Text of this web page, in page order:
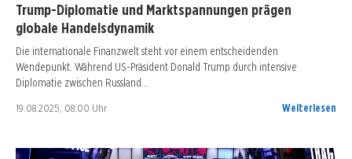
Trump-Diplomatie und Marktspannungen prägen
globale Handelsdynamik
Die internationale Finanzwelt steht vor einem entscheidenden
Wendepunkt. Während US-Präsident Donald Trump durch intensive
Diplomatie zwischen Russland…
19.08.2025, 08:00 Uhr Weiterlesen